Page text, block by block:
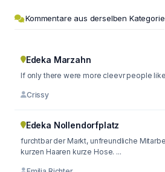
Kommentare aus derselben Kategorie
Edeka Marzahn
If only there were more cleevr people
Crissy
Edeka Nollendorfplatz
furchtbar der Markt, unfreundliche Mitarbeiter vor allem der eine mit
kurzen Haaren kurze Hose. ...